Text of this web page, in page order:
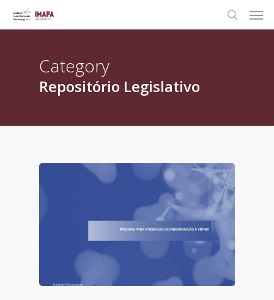
Category
Repositório Legislativo